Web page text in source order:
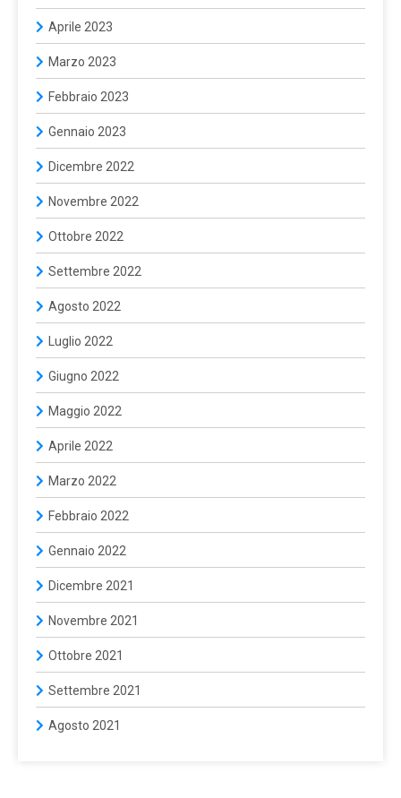
Aprile 2023
Marzo 2023
Febbraio 2023
Gennaio 2023
Dicembre 2022
Novembre 2022
Ottobre 2022
Settembre 2022
Agosto 2022
Luglio 2022
Giugno 2022
Maggio 2022
Aprile 2022
Marzo 2022
Febbraio 2022
Gennaio 2022
Dicembre 2021
Novembre 2021
Ottobre 2021
Settembre 2021
Agosto 2021